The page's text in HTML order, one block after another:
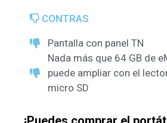
CONTRAS
Pantalla con panel TN
Nada más que 64 GB de
puede ampliar con el
micro SD